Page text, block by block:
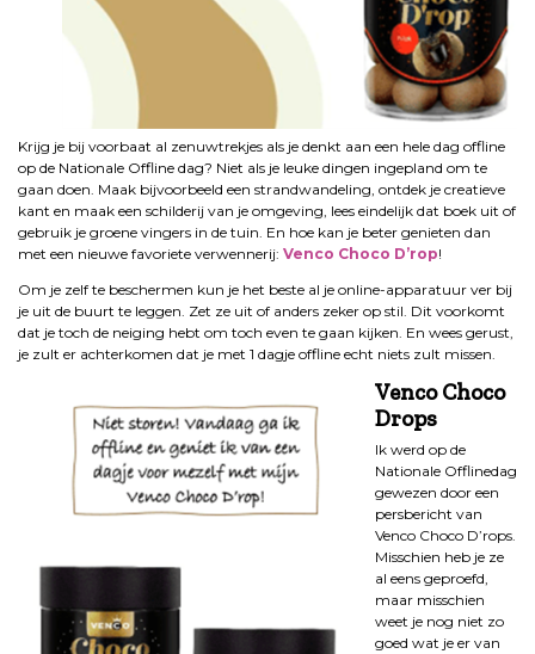
Krijg je bij voorbaat al zenuwtrekjes als je denkt aan een hele dag offline
op de Nationale Offline dag? Niet als je leuke dingen ingepland om te
gaan doen. Maak bijvoorbeeld een strandwandeling, ontdek je creatieve
kant en maak een schilderij van je omgeving, lees eindelijk dat boek uit of
gebruik je groene vingers in de tuin. En hoe kan je beter genieten dan
met een nieuwe favoriete verwennerij: Venco Choco D’rop!
Om je zelf te beschermen kun je het beste al je online-apparatuur ver bij
je uit de buurt te leggen. Zet ze uit of anders zeker op stil. Dit voorkomt
dat je toch de neiging hebt om toch even te gaan kijken. En wees gerust,
je zult er achterkomen dat je met 1 dagje offline echt niets zult missen.
Venco Choco
Drops
Ik werd op de
Nationale Offlinedag
gewezen door een
persbericht van
Venco Choco D’rops.
Misschien heb je ze
al eens geproefd,
maar misschien
weet je nog niet zo
goed wat je er van